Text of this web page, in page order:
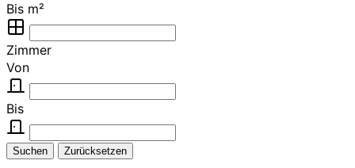
Bis m²
Zimmer
Von
Bis
Suchen Zurücksetzen